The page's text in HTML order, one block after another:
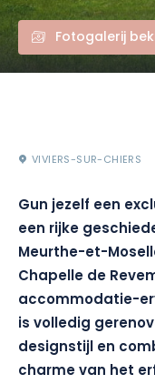
Fotogalerij
VIVIERS-SUR-CHIERS
Gun jezelf een
een rijke
Meurthe-et-
Chapelle de
accommodatie-
is volledig
designstijl en
charme van het